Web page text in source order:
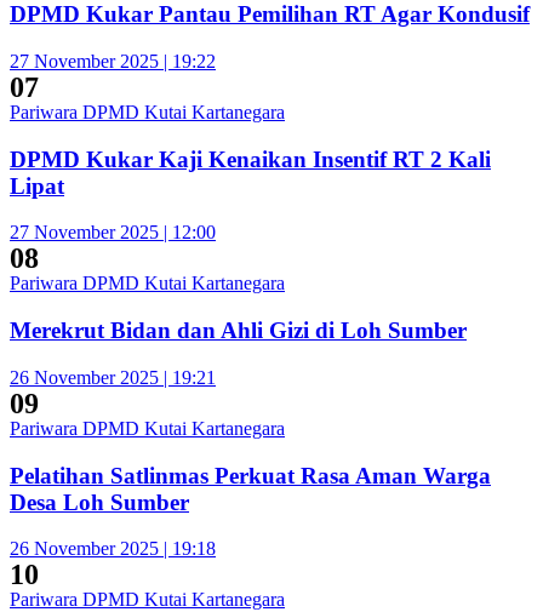
DPMD Kukar Pantau Pemilihan RT Agar Kondusif
27 November 2025 | 19:22
07
Pariwara DPMD Kutai Kartanegara
DPMD Kukar Kaji Kenaikan Insentif RT 2 Kali
Lipat
27 November 2025 | 12:00
08
Pariwara DPMD Kutai Kartanegara
Merekrut Bidan dan Ahli Gizi di Loh Sumber
26 November 2025 | 19:21
09
Pariwara DPMD Kutai Kartanegara
Pelatihan Satlinmas Perkuat Rasa Aman Warga
Desa Loh Sumber
26 November 2025 | 19:18
10
Pariwara DPMD Kutai Kartanegara